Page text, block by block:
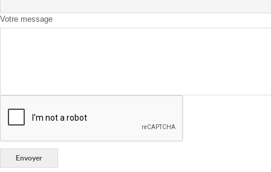
Votre message